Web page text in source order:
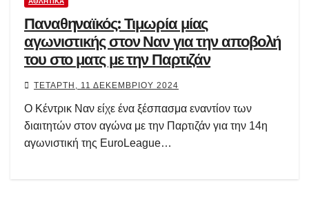
Παναθηναϊκός: Τιμωρία μίας
αγωνιστικής στον Ναν για την αποβολή
του στο ματς με την Παρτιζάν
ΤΕΤΆΡΤΗ, 11 ΔΕΚΕΜΒΡΊΟΥ 2024
Ο Κέντρικ Ναν είχε ένα ξέσπασμα εναντίον των
διαιτητών στον αγώνα με την Παρτιζάν για την 14η
αγωνιστική της EuroLeague…